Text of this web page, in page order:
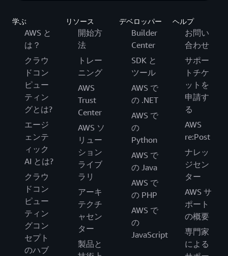
学ぶ
AWS と
は？
クラウ
ドコン
ピュー
ティン
グとは?
エージ
ェンテ
ィック
AI とは?
クラウ
ドコン
ピュー
ティン
グコン
セプト
のハブ
リソース
開始方
法
トレー
ニング
AWS
Trust
Center
AWS ソ
リュー
ション
ライブ
ラリ
アーキ
テクチ
ャセン
ター
製品と
デベロッパー
Builder
Center
SDK と
ツール
AWS で
の .NET
AWS で
の
Python
AWS で
の Java
AWS で
の PHP
AWS で
の
JavaScript
ヘルプ
お問い
合わせ
サポー
トチケ
ットを
申請す
る
AWS
re:Post
ナレッ
ジセン
ター
AWS サ
ポート
の概要
専門家
による